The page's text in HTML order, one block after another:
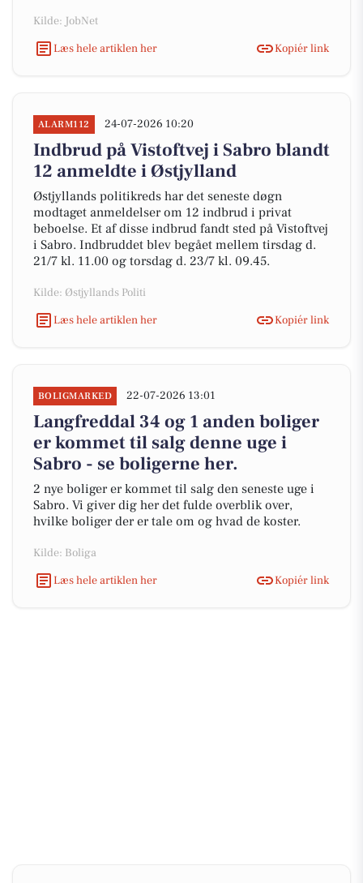
Kilde: JobNet
Læs hele artiklen her
Kopiér link
ALARM112 24-07-2026 10:20
Indbrud på Vistoftvej i Sabro blandt
12 anmeldte i Østjylland
Østjyllands politikreds har det seneste døgn
modtaget anmeldelser om 12 indbrud i privat
beboelse. Et af disse indbrud fandt sted på Vistoftvej
i Sabro. Indbruddet blev begået mellem tirsdag d.
21/7 kl. 11.00 og torsdag d. 23/7 kl. 09.45.
Kilde: Østjyllands Politi
Læs hele artiklen her
Kopiér link
BOLIGMARKED 22-07-2026 13:01
Langfreddal 34 og 1 anden boliger
er kommet til salg denne uge i
Sabro - se boligerne her.
2 nye boliger er kommet til salg den seneste uge i
Sabro. Vi giver dig her det fulde overblik over,
hvilke boliger der er tale om og hvad de koster.
Kilde: Boliga
Læs hele artiklen her
Kopiér link